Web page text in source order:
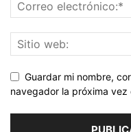
Guardar mi nombre,
navegador la próxima vez